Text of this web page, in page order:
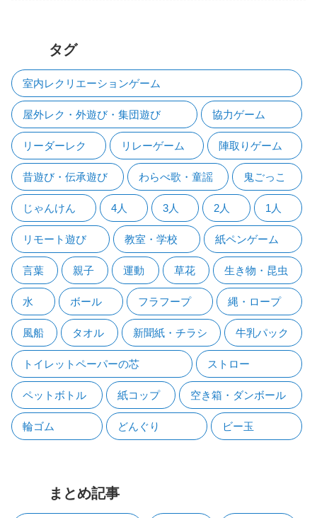
タグ
室内レクリエーションゲーム
屋外レク・外遊び・集団遊び 協力ゲーム
リーダーレク リレーゲーム 陣取りゲーム
昔遊び・伝承遊び わらべ歌・童謡 鬼ごっこ
じゃんけん 4人 3人 2人 1人
リモート遊び 教室・学校 紙ペンゲーム
言葉 親子 運動 草花 生き物・昆虫
水 ボール フラフープ 縄・ロープ
風船 タオル 新聞紙・チラシ 牛乳パック
トイレットペーパーの芯 ストロー
ペットボトル 紙コップ 空き箱・ダンボール
輪ゴム どんぐり ビー玉
まとめ記事